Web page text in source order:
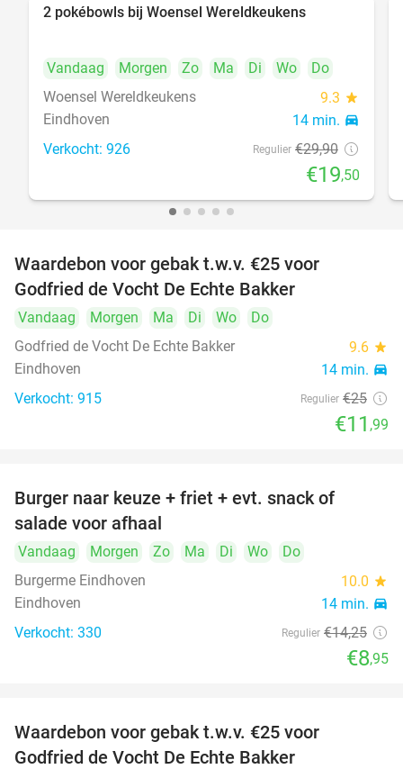
2 pokébowls bij Woensel Wereldkeukens
Vandaag Morgen Zo Ma Di Wo
Do
Woensel Wereldkeukens
9.3 star
Eindhoven 14 min. directions_car
Verkocht: 926 Regulier €29,90
€19,50
Waardebon voor gebak t.w.v. €25 voor
Godfried de Vocht De Echte Bakker
Vandaag Morgen Ma Di Wo
Do
Godfried de Vocht De Echte Bakker
9.6 star
Eindhoven 14 min. directions_car
Verkocht: 915 Regulier €25
€11 ,99
Burger naar keuze + friet + evt. snack of
salade voor afhaal
Vandaag Morgen Zo Ma Di Wo
Do
Burgerme Eindhoven
10.0 star
Eindhoven 14 min. directions_car
Verkocht: 330 Regulier €14,25
€8,95
Waardebon voor gebak t.w.v. €25 voor
Godfried de Vocht De Echte Bakker